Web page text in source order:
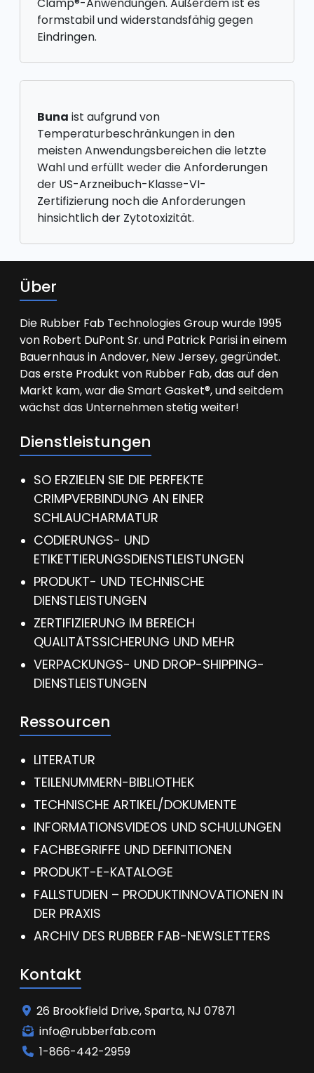
Clamp®-Anwendungen. Außerdem ist es
formstabil und widerstandsfähig gegen
Eindringen.
Buna ist aufgrund von
Temperaturbeschränkungen in den
meisten Anwendungsbereichen die letzte
Wahl und erfüllt weder die Anforderungen
der US-Arzneibuch-Klasse-VI-
Zertifizierung noch die Anforderungen
hinsichtlich der Zytotoxizität.
Über
Die Rubber Fab Technologies Group wurde 1995
von Robert DuPont Sr. und Patrick Parisi in einem
Bauernhaus in Andover, New Jersey, gegründet.
Das erste Produkt von Rubber Fab, das auf den
Markt kam, war die Smart Gasket®, und seitdem
wächst das Unternehmen stetig weiter!
Dienstleistungen
SO ERZIELEN SIE DIE PERFEKTE
CRIMPVERBINDUNG AN EINER
SCHLAUCHARMATUR
CODIERUNGS- UND
ETIKETTIERUNGSDIENSTLEISTUNGEN
PRODUKT- UND TECHNISCHE
DIENSTLEISTUNGEN
ZERTIFIZIERUNG IM BEREICH
QUALITÄTSSICHERUNG UND MEHR
VERPACKUNGS- UND DROP-SHIPPING-
DIENSTLEISTUNGEN
Ressourcen
LITERATUR
TEILENUMMERN-BIBLIOTHEK
TECHNISCHE ARTIKEL/DOKUMENTE
INFORMATIONSVIDEOS UND SCHULUNGEN
FACHBEGRIFFE UND DEFINITIONEN
PRODUKT-E-KATALOGE
FALLSTUDIEN – PRODUKTINNOVATIONEN IN
DER PRAXIS
ARCHIV DES RUBBER FAB-NEWSLETTERS
Kontakt
26 Brookfield Drive, Sparta, NJ 07871
info@rubberfab.com
1-866-442-2959